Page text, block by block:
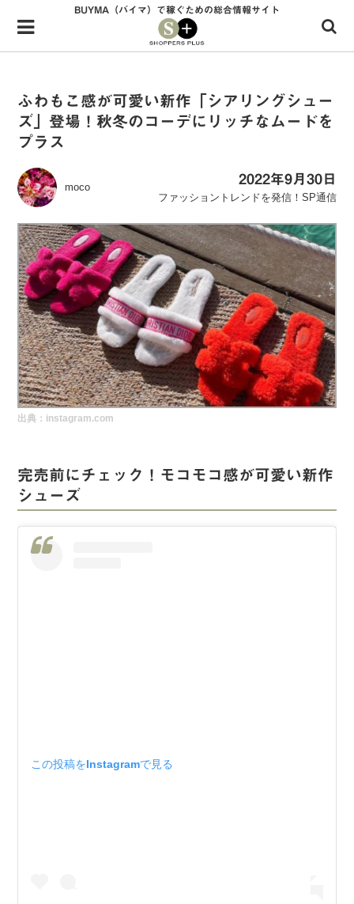
Menu
HOME
34歳独身OLバイマ実践記
ファッショントレンドを発信！SP通信
BUYMAで人気のブランド
BUYMAの売れ筋商品
バイマの疑問に現役パーソナルショッパーが答えてみた
バイマ活動の疑問に売れっ子現役バイヤーが答えてみた
実録！海外ショップで買ってみた！
海外SHOP LIST
BUYMA（バイマ）で稼ぐための総合情報サイト
ふわもこ感が可愛い新作「シアリングシュー
ズ」登場！秋冬のコーデにリッチなムードを
プラス
moco
2022年9月30日
ファッショントレンドを発信！SP通信
出典：instagram.com
完売前にチェック！モコモコ感が可愛い新作
シューズ
この投稿をInstagramで見る